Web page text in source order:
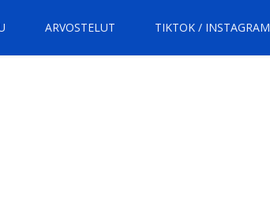
ARVOSTELUT TIKTOK / INSTAGRAM